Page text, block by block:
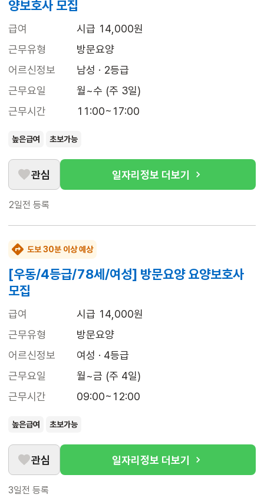
양보호사 모집
급여
시급 14,000원
근무유형
방문요양
어르신정보
남성 · 2등급
근무요일
월~수 (주 3일)
근무시간
11:00~17:00
높은급여 초보가능
관심 일자리정보 더보기
2일전 등록
도보 30분 이상 예상
[우동/4등급/78세/여성] 방문요양 요양보호사
모집
급여
시급 14,000원
근무유형
방문요양
어르신정보
여성 · 4등급
근무요일
월~금 (주 4일)
근무시간
09:00~12:00
높은급여 초보가능
관심 일자리정보 더보기
3일전 등록